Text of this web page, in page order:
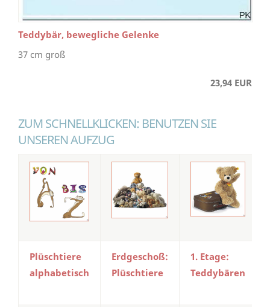
Teddybär, bewegliche Gelenke
37 cm groß
23,94 EUR
ZUM SCHNELLKLICKEN: BENUTZEN SIE
UNSEREN AUFZUG
Plüschtiere
alphabetisch
Erdgeschoß:
Plüschtiere
1. Etage:
Teddybären